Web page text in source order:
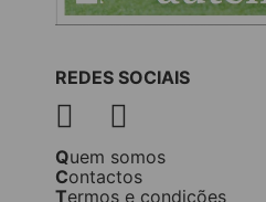
REDES SOCIAIS
Quem somos
Contactos
Termos e condições